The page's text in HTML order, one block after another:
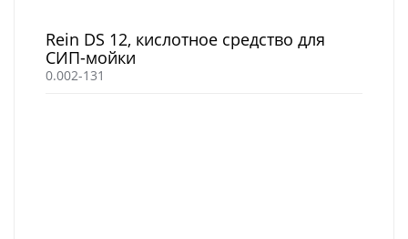
Rein DS 12, кислотное средство для
СИП-мойки
0.002-131